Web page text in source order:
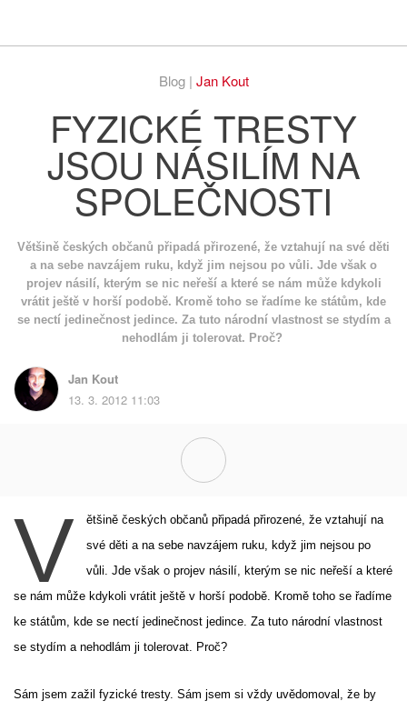
Blog | Jan Kout
FYZICKÉ TRESTY
JSOU NÁSILÍM NA
SPOLEČNOSTI
Většině českých občanů připadá přirozené, že vztahují na své děti
a na sebe navzájem ruku, když jim nejsou po vůli. Jde však o
projev násilí, kterým se nic neřeší a které se nám může kdykoli
vrátit ještě v horší podobě. Kromě toho se řadíme ke státům, kde
se nectí jedinečnost jedince. Za tuto národní vlastnost se stydím a
nehodlám ji tolerovat. Proč?
Jan Kout
13. 3. 2012 11:03
V
ětšině českých občanů připadá přirozené, že vztahují na
své děti a na sebe navzájem ruku, když jim nejsou po
vůli. Jde však o projev násilí, kterým se nic neřeší a které
se nám může kdykoli vrátit ještě v horší podobě. Kromě toho se řadíme
ke státům, kde se nectí jedinečnost jedince. Za tuto národní vlastnost
se stydím a nehodlám ji tolerovat. Proč?
Sám jsem zažil fyzické tresty. Sám jsem si vždy uvědomoval, že by